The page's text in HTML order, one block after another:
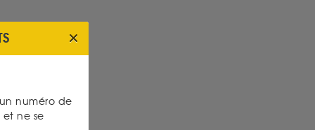
numéro de
ne se